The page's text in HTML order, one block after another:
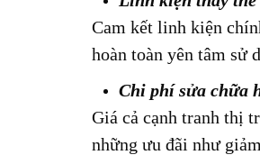
Cam kết linh kiện
hoàn toàn yên tâm sử
Chi phí sửa chữa
Giá cả cạnh tranh thị
những ưu đãi như